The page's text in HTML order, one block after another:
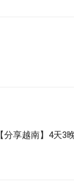
【分享越南】4天3